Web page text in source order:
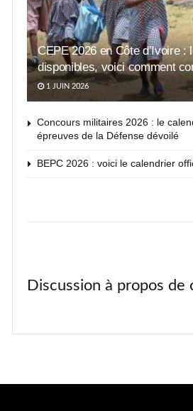
CEPE 2026 en Côte d’Ivoire :
disponibles, voici comment
1 JUIN 2026
Concours militaires 2026 : le
épreuves de la Défense dévoilé
BEPC 2026 : voici le calendrier
Discussion à propos de